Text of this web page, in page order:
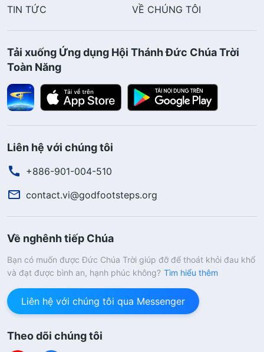
TIN TỨC
VỀ CHÚNG TÔI
Tải xuống Ứng dụng Hội Thánh Đức Chúa Trời
Toàn Năng
Liên hệ với chúng tôi
+886-901-004-510
contact.vi@godfootsteps.org
Về nghênh tiếp Chúa
Bạn có muốn được Đức Chúa Trời giúp đỡ để thoát khỏi đau khổ
và đạt được bình an, hạnh phúc không? Tìm hiểu thêm
Liên hệ với chúng tôi qua Messenger
Theo dõi chúng tôi